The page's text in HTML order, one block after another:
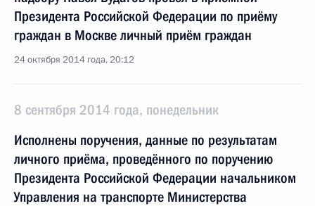
Президента Российской Федерации по приёму
граждан в Москве личный приём граждан
24 октября 2014 года, 20:12
8 сентября 2014 года, понедельник
Исполнены поручения, данные по результатам
личного приёма, проведённого по поручению
Президента Российской Федерации начальником
Управления на транспорте Министерства